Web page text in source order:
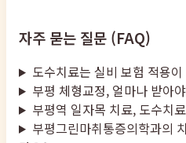
자주 묻는 질문 (FAQ)
도수치료는 실비 보험 적용
부평 체형교정, 얼마나 받아
부평역 일자목 치료, 도수치
부평그린마취통증의학과의